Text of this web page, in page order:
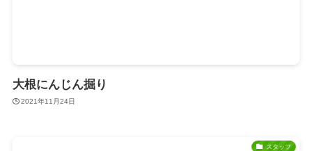
大根にんじん掘り
2021年11月24日
スタッフ